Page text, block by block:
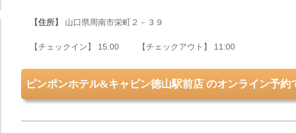
【住所】 山口県周南市栄町２－３９
【チェックイン】 15:00 【チェックアウト】 11:00
ピンポンホテル&キャビン徳山駅前店 のオンライン予